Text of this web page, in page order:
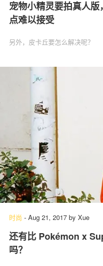
宠物小精灵要拍真人
点难以接受
另外，皮卡丘要怎么解决呢？
时尚 - Aug 21, 2017 by Xue
还有比 Pokémon x
吗？